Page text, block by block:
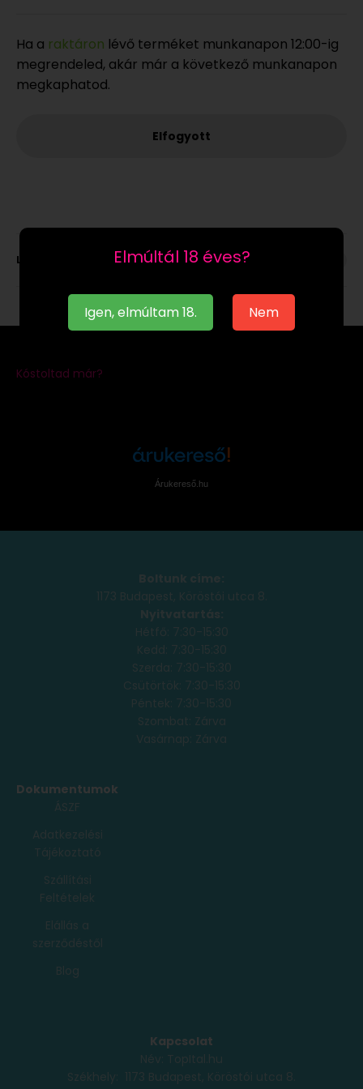
Elmúltál 18 éves?
Igen, elmúltam 18. Nem
Ha a raktáron lévő terméket munkanapon 12:00-ig
megrendeled, akár már a következő munkanapon
megkaphatod.
Elfogyott
Leírás
Árukereső.hu
Boltunk címe:
1173 Budapest, Köröstói utca 8.
Nyitvatartás:
Hétfő: 7:30-15:30
Kedd: 7:30-15:30
Szerda: 7:30-15:30
Csütörtök: 7:30-15:30
Péntek: 7:30-15:30
Szombat: Zárva
Vasárnap: Zárva
Dokumentumok
ÁSZF
Adatkezelési
Tájékoztató
Szállítási
Feltételek
Elállás a
szerződéstől
Blog
Kapcsolat
Név: TopItal.hu
Székhely: 1173 Budapest, Köröstói utca 8.